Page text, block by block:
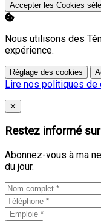
Accepter les Cookies
Nous utilisons des
expérience.
Réglage des cookies
Lire nos politiques
Close
✕
Restez informé
Abonnez-vous à ma
du jour.